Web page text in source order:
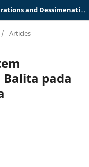
Proceeding of Informatics Collaborations and Dessimenation Meeting
/ Articles
pada